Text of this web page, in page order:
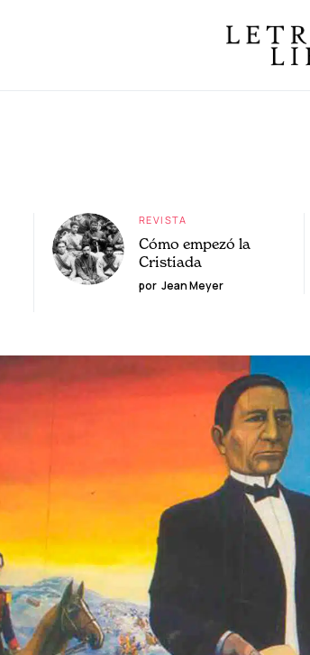
REVISTA
Cómo empezó la
Cristiada
por Jean Meyer